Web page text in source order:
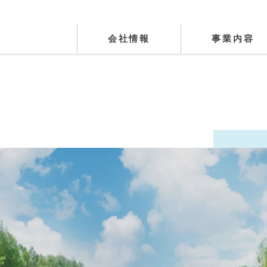
会社情報 事業内容